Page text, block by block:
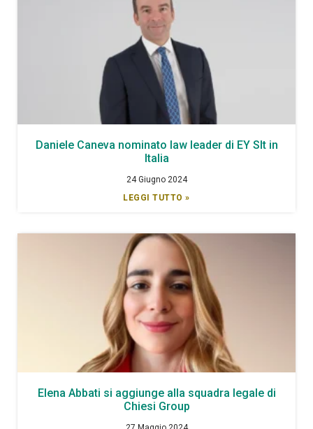
Daniele Caneva nominato law leader di EY Slt in
Italia
24 Giugno 2024
LEGGI TUTTO »
Elena Abbati si aggiunge alla squadra legale di
Chiesi Group